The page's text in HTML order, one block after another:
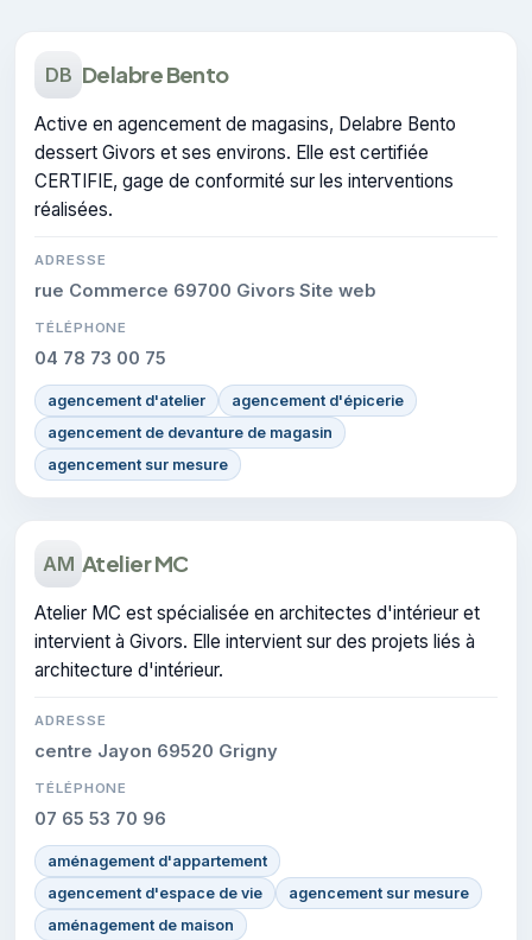
DB Delabre Bento
Active en agencement de magasins, Delabre Bento
dessert Givors et ses environs. Elle est certifiée
CERTIFIE, gage de conformité sur les interventions
réalisées.
ADRESSE
rue Commerce 69700 Givors Site web
TÉLÉPHONE
04 78 73 00 75
agencement d'atelier
agencement d'épicerie
agencement de devanture de magasin
agencement sur mesure
AM Atelier MC
Atelier MC est spécialisée en architectes d'intérieur et
intervient à Givors. Elle intervient sur des projets liés à
architecture d'intérieur.
ADRESSE
centre Jayon 69520 Grigny
TÉLÉPHONE
07 65 53 70 96
aménagement d'appartement
agencement d'espace de vie
agencement sur mesure
aménagement de maison